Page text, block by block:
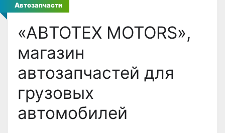
Автозапчасти
«АВТОТЕХ MOTORS»,
магазин
автозапчастей для
грузовых
автомобилей